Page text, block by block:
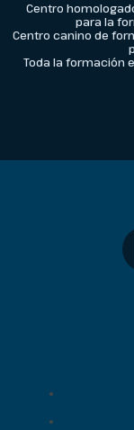
Centro
para la
Centro canino de
Toda la formación